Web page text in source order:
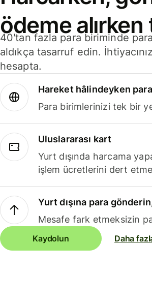
ödeme
40'tan fazla para biriminde
aldıkça tasarruf edin.
hesapta.
Hareket hâlindeyken
Para birimlerinizi tek bir
Uluslararası kart
Yurt dışında harcama
işlem ücretlerini dert
Yurt dışına para
Mesafe fark etmeksizin
Kaydolun Daha